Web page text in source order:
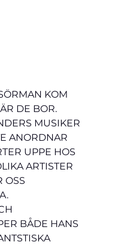
KOM
DE BOR.
MUSIKER
ANORDNAR
UPPE HOS
ARTISTER
OSS
BÅDE HANS